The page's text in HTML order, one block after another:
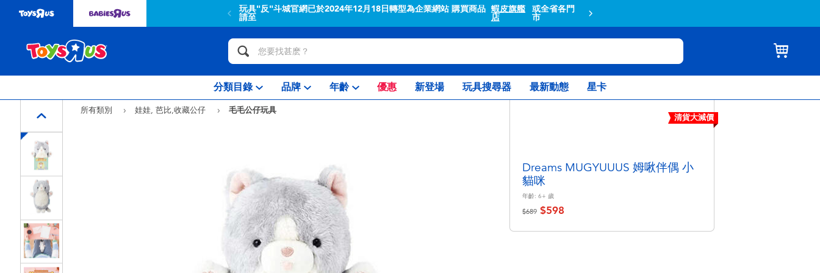
玩具"反"斗城官網已於2024年12月18日轉型為企業網站 購買商品
請至
蝦皮旗艦
店
或全省各門
市
分類目錄 品牌 年齡 優惠 新登場 玩具搜尋器 最新動態 星卡
所有類別 娃娃, 芭比,收藏公仔
毛毛公仔玩具
清貨大減價
Dreams MUGYUUUS 姆啾伴偶 小
貓咪
年齡: 6+ 歲
價格從
$689至$598